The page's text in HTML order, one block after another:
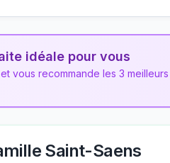
idéale pour vous
vous recommande les 3
Saint-Saens